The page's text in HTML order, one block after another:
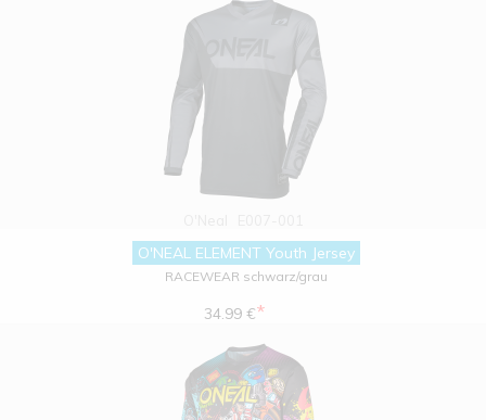
O'NEAL ELEMENT Youth Jersey
RACEWEAR schwarz/grau
34.99 €*